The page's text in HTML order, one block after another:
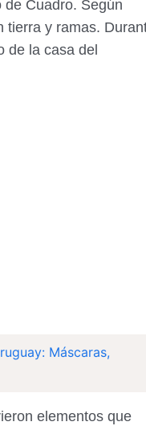
Cuadro. Según
tierra y ramas.
de la casa del
Máscaras,
elementos que